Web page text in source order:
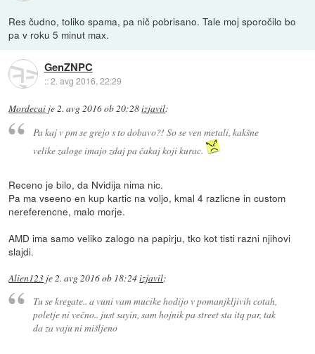
Res čudno, toliko spama, pa nič pobrisano. Tale moj sporočilo bo
pa v roku 5 minut max.
GenZNPC
::2. avg 2016, 22:29
Mordecai je2. avg 2016 ob 20:28izjavil:
Pa kaj v pm se grejo s to dobavo?! So se ven metali, kakšne
velike zaloge imajo zdaj pa čakaj koji kurac.
Receno je bilo, da Nvidija nima nic.
Pa ma vseeno en kup kartic na voljo, kmal 4 razlicne in custom
nereferencne, malo morje.
AMD ima samo veliko zalogo na papirju, tko kot tisti razni njihovi
slajdi.
Alien123 je2. avg 2016 ob 18:24izjavil:
Tu se kregate.. a vuni vam mucike hodijo v pomanjkljivih cotah,
poletje ni večno.. just sayin, sam hojnik pa street sta itq par, tak
da za vaju ni mišljeno